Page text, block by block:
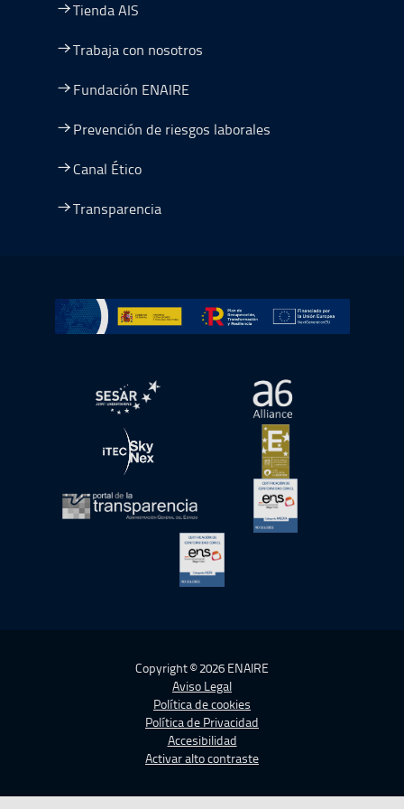
Tienda AIS
Trabaja con nosotros
Fundación ENAIRE
Prevención de riesgos laborales
Canal Ético
Transparencia
Ir a Plan de Recuperación, Transformación y
abre en ventana nueva abre en ventana
abre en ventana nueva abre en ventana
abre en ventana nueva
Copyright © 2026 ENAIRE
Aviso Legal
Política de cookies
Política de Privacidad
Accesibilidad
Activar alto contraste